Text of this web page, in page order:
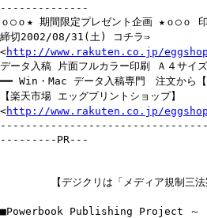
--------------
ｏ○ｏ★ 期間限定プレゼント企画 ★ｏ○ｏ
締切2002/08/31(土) コチラ⇒
<http://www.rakuten.co.jp/
データ入稿 片面フルカラー印刷 Ａ４サイ
━━ Win・Mac データ入稿専門 注文から【
【楽天市場 エッグプリントショップ】
<http://www.rakuten.co.jp/
---------PR---
【デジクリは「メディア規制三法案
■Powerbook Publishing Project ～